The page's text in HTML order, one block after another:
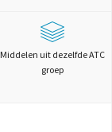
Middelen uit dezelfde ATC
groep